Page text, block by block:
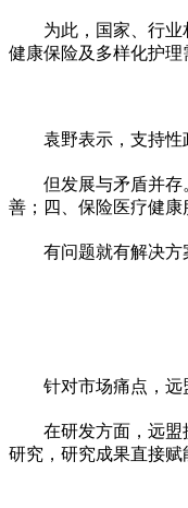
为此， 国家 、行
健康保险及多样化护理
袁野表示，支持性
但发展与矛盾并
善；四、保险医疗健康
有问题就有解决方
针对市场痛点，
在研发方面，远
研究，研究成果直接赋